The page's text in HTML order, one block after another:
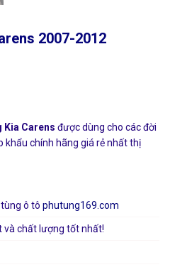
2007-2012
Kia Carens được dùng cho các đời
khẩu chính hãng giá rẻ nhất thị
ô tô phutung169.com
và chất lượng tốt nhất!